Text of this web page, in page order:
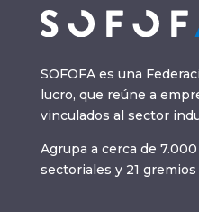
SOFOFA es una
lucro, que reúne a
vinculados al sector
Agrupa a cerca de
sectoriales y 21